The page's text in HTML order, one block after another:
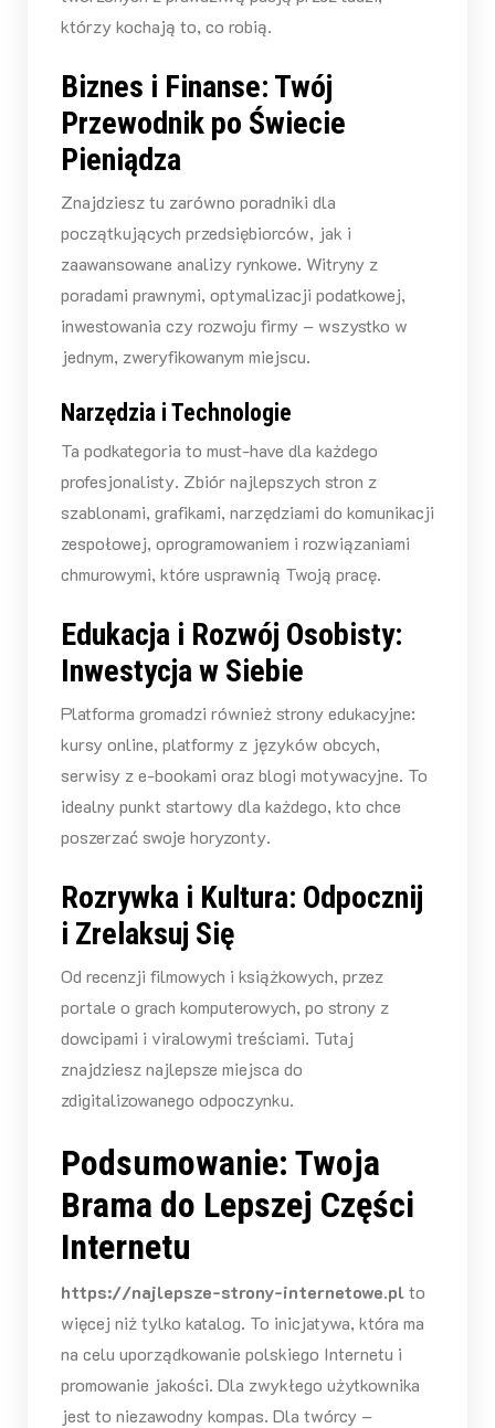
którzy kochają to, co robią.
Biznes i Finanse: Twój
Przewodnik po Świecie
Pieniądza
Znajdziesz tu zarówno poradniki dla
początkujących przedsiębiorców, jak i
zaawansowane analizy rynkowe. Witryny z
poradami prawnymi, optymalizacji podatkowej,
inwestowania czy rozwoju firmy – wszystko w
jednym, zweryfikowanym miejscu.
Narzędzia i Technologie
Ta podkategoria to must-have dla każdego
profesjonalisty. Zbiór najlepszych stron z
szablonami, grafikami, narzędziami do komunikacji
zespołowej, oprogramowaniem i rozwiązaniami
chmurowymi, które usprawnią Twoją pracę.
Edukacja i Rozwój Osobisty:
Inwestycja w Siebie
Platforma gromadzi również strony edukacyjne:
kursy online, platformy z języków obcych,
serwisy z e-bookami oraz blogi motywacyjne. To
idealny punkt startowy dla każdego, kto chce
poszerzać swoje horyzonty.
Rozrywka i Kultura: Odpocznij
i Zrelaksuj Się
Od recenzji filmowych i książkowych, przez
portale o grach komputerowych, po strony z
dowcipami i viralowymi treściami. Tutaj
znajdziesz najlepsze miejsca do
zdigitalizowanego odpoczynku.
Podsumowanie: Twoja
Brama do Lepszej Części
Internetu
https://najlepsze-strony-internetowe.plto
więcej niż tylko katalog. To inicjatywa, która ma
na celu uporządkowanie polskiego Internetu i
promowanie jakości. Dla zwykłego użytkownika
jest to niezawodny kompas. Dla twórcy –